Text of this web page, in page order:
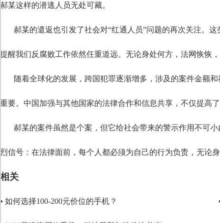
郝某这样的潜逃人员无处可藏。
郝某的遣返也引发了社会对“红通人员”问题的再次关注。
提醒我们反腐败工作依然任重道远。无论身处何方，法网恢恢
随着全球化的发展，跨国犯罪逐渐增多，涉及的案件金额
重要。中国加强与其他国家的法律合作和信息共享，不仅提高
郝某的案件虽然是个案，但它给社会带来的警示作用不可
烈信号：在法律面前，每个人都必须为自己的行为负责，无论
相关
▪ 如何选择100-200元价位的手机？
字体
字号